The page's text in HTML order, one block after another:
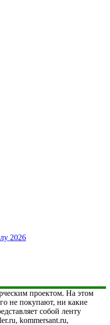
2026
проектом. На этом
не покупают, ни какие
собой ленту
kommersant.ru,